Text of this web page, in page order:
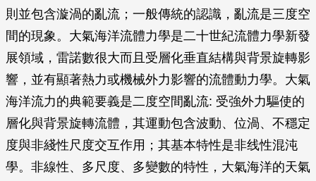
則並包含漩渦的亂流；一般傳統的認識，亂流是三度空
間的現象。大氣海洋流體力學是二十世紀流體力學新發
展領域，雷諾數很大而且受層化垂直結構與背景旋轉影
響，並有顯著熱力或機械外力影響的流體動力學。大氣
海洋流力的典範要義是二度空間亂流: 受強外力驅使的
層化與背景旋轉流體，其運動包含波動、位渦、不穩定
度與非綫性尺度交互作用；其基本特性是非线性混沌
學。非線性、多尺度、多變數的特性，大氣海洋的天氣